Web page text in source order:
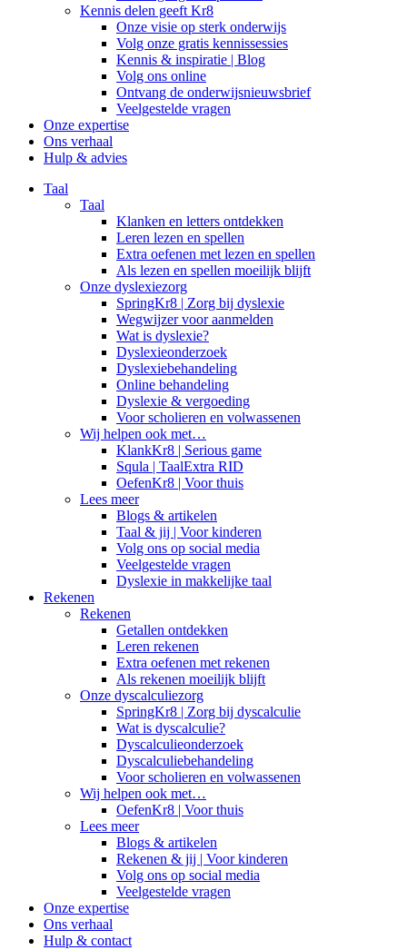
Kennis delen geeft Kr8
Onze visie op sterk onderwijs
Volg onze gratis kennissessies
Kennis & inspiratie | Blog
Volg ons online
Ontvang de onderwijsnieuwsbrief
Veelgestelde vragen
Onze expertise
Ons verhaal
Hulp & advies
Taal
Taal
Klanken en letters ontdekken
Leren lezen en spellen
Extra oefenen met lezen en spellen
Als lezen en spellen moeilijk blijft
Onze dyslexiezorg
SpringKr8 | Zorg bij dyslexie
Wegwijzer voor aanmelden
Wat is dyslexie?
Dyslexieonderzoek
Dyslexiebehandeling
Online behandeling
Dyslexie & vergoeding
Voor scholieren en volwassenen
Wij helpen ook met…
KlankKr8 | Serious game
Squla | TaalExtra RID
OefenKr8 | Voor thuis
Lees meer
Blogs & artikelen
Taal & jij | Voor kinderen
Volg ons op social media
Veelgestelde vragen
Dyslexie in makkelijke taal
Rekenen
Rekenen
Getallen ontdekken
Leren rekenen
Extra oefenen met rekenen
Als rekenen moeilijk blijft
Onze dyscalculiezorg
SpringKr8 | Zorg bij dyscalculie
Wat is dyscalculie?
Dyscalculieonderzoek
Dyscalculiebehandeling
Voor scholieren en volwassenen
Wij helpen ook met…
OefenKr8 | Voor thuis
Lees meer
Blogs & artikelen
Rekenen & jij | Voor kinderen
Volg ons op social media
Veelgestelde vragen
Onze expertise
Ons verhaal
Hulp & contact